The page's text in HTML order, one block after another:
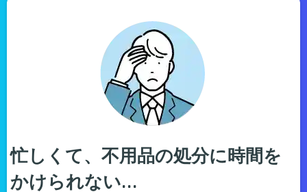
忙しくて、不用品の処分に時間を
かけられない…